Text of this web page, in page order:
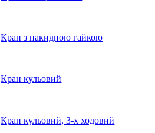
Кран з накидною гайкою
Кран кульовий
Кран кульовий, 3-х ходовий